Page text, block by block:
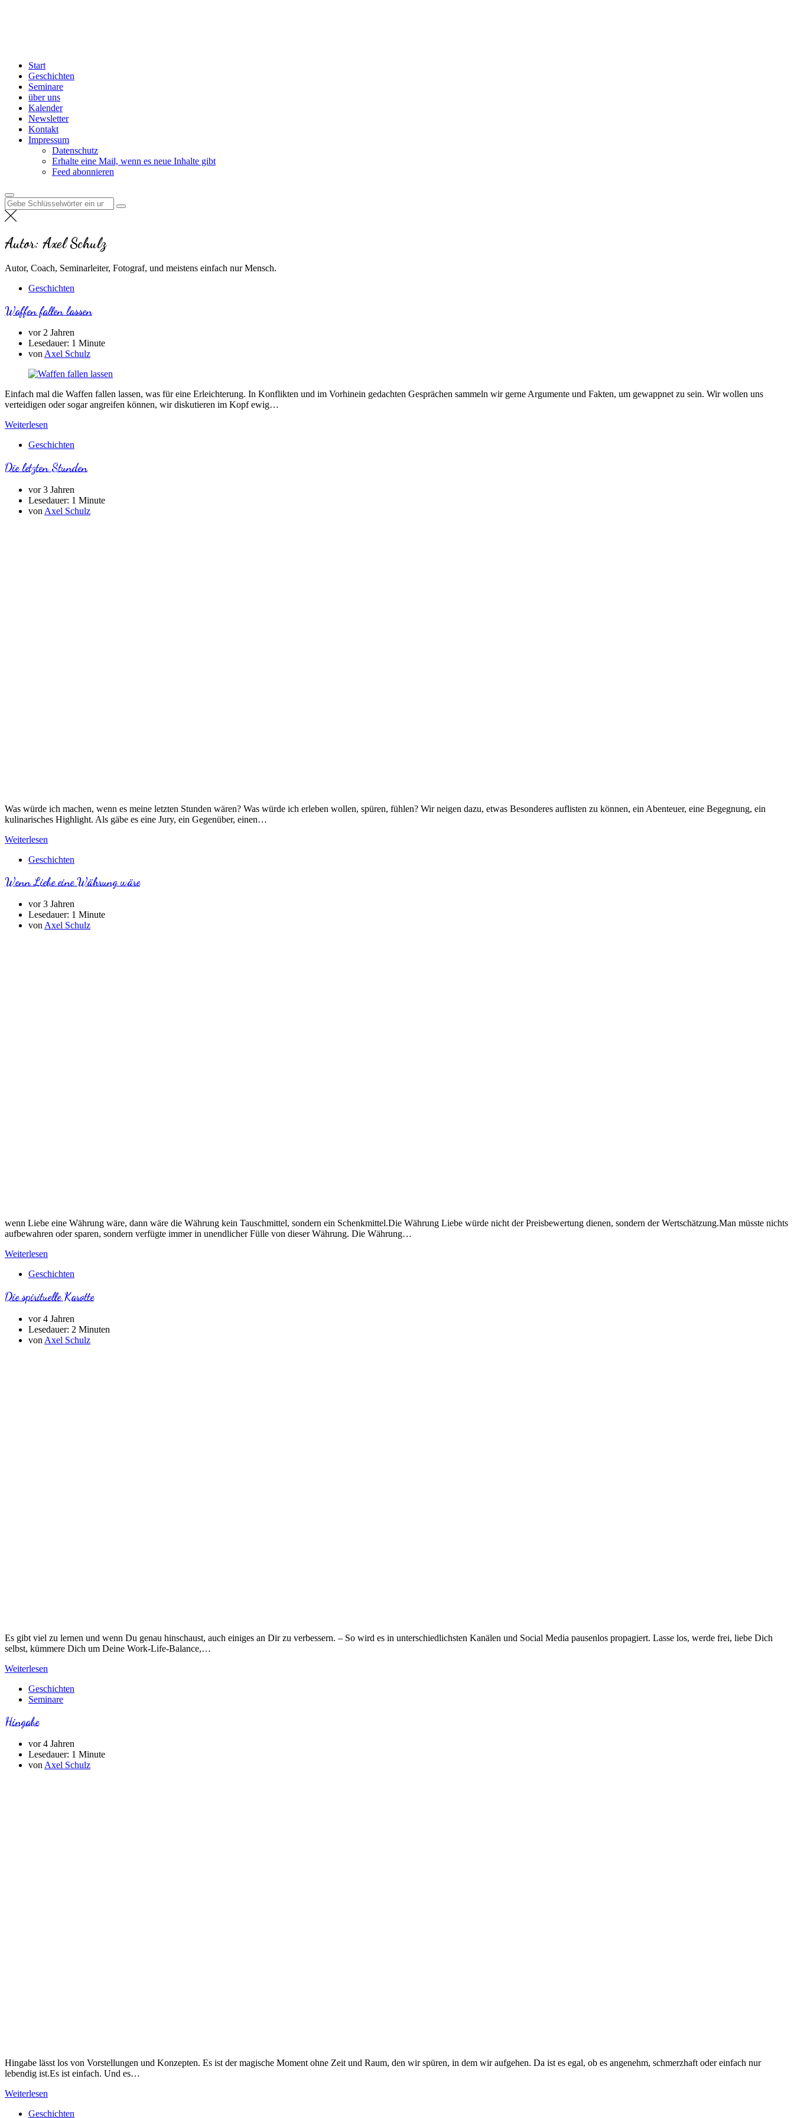
Start
Geschichten
Seminare
über uns
Kalender
Newsletter
Kontakt
Impressum
Datenschutz
Erhalte eine Mail, wenn es neue Inhalte gibt
Feed abonnieren
Suchen
nach:
Autor: Axel Schulz
Autor, Coach, Seminarleiter, Fotograf, und meistens einfach nur Mensch.
Geschichten
Waffen fallen lassen
vor 2 Jahren
Lesedauer: 1 Minute
von Axel Schulz
Einfach mal die Waffen fallen lassen, was für eine Erleichterung. In Konflikten und im Vorhinein gedachten Gesprächen sammeln wir gerne Argumente und Fakten, um gewappnet zu sein. Wir wollen uns
verteidigen oder sogar angreifen können, wir diskutieren im Kopf ewig…
Weiterlesen
Geschichten
Die letzten Stunden
vor 3 Jahren
Lesedauer: 1 Minute
von Axel Schulz
Was würde ich machen, wenn es meine letzten Stunden wären? Was würde ich erleben wollen, spüren, fühlen? Wir neigen dazu, etwas Besonderes auflisten zu können, ein Abenteuer, eine Begegnung, ein
kulinarisches Highlight. Als gäbe es eine Jury, ein Gegenüber, einen…
Weiterlesen
Geschichten
Wenn Liebe eine Währung wäre
vor 3 Jahren
Lesedauer: 1 Minute
von Axel Schulz
wenn Liebe eine Währung wäre, dann wäre die Währung kein Tauschmittel, sondern ein Schenkmittel.Die Währung Liebe würde nicht der Preisbewertung dienen, sondern der Wertschätzung.Man müsste nichts
aufbewahren oder sparen, sondern verfügte immer in unendlicher Fülle von dieser Währung. Die Währung…
Weiterlesen
Geschichten
Die spirituelle Karotte
vor 4 Jahren
Lesedauer: 2 Minuten
von Axel Schulz
Es gibt viel zu lernen und wenn Du genau hinschaust, auch einiges an Dir zu verbessern. – So wird es in unterschiedlichsten Kanälen und Social Media pausenlos propagiert. Lasse los, werde frei, liebe Dich
selbst, kümmere Dich um Deine Work-Life-Balance,…
Weiterlesen
Geschichten
Seminare
Hingabe
vor 4 Jahren
Lesedauer: 1 Minute
von Axel Schulz
Hingabe lässt los von Vorstellungen und Konzepten. Es ist der magische Moment ohne Zeit und Raum, den wir spüren, in dem wir aufgehen. Da ist es egal, ob es angenehm, schmerzhaft oder einfach nur
lebendig ist.Es ist einfach. Und es…
Weiterlesen
Geschichten